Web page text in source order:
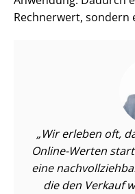
Rechnerwert, sondern
Wir erleben oft,
Online-Werten
eine
die den Verkauf